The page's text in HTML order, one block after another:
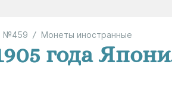
№459 Монеты иностранные
года